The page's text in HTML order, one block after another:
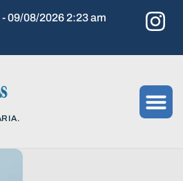
09/08/2026 2:23 am